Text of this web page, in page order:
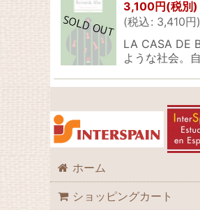
3,100円 (税別)
(税込: 3,410円)
LA CASA DE
ような社会。
ホーム
ショッピングカート